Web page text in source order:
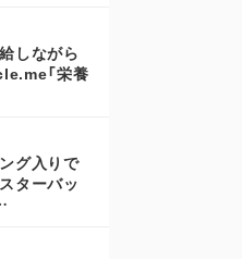
しながら
「栄養
グ入りで
ターバッ